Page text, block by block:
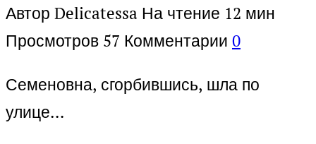
Автор Delicatessa На чтение 12 мин
Просмотров 57 Комментарии 0
Семеновна, сгорбившись, шла по
улице…